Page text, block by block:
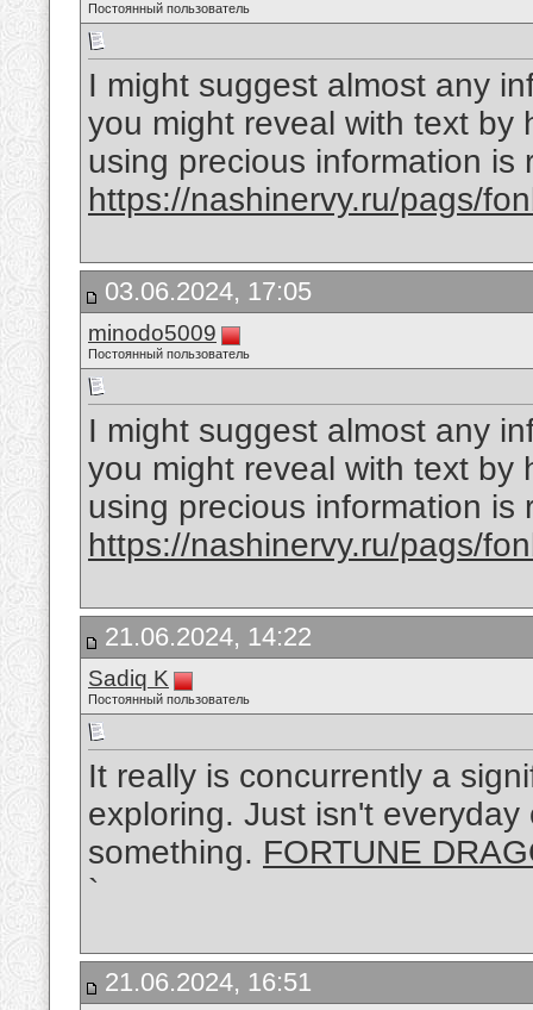
Постоянный пользователь
I might suggest almost any
you might reveal with text by
using precious information is
https://nashinervy.ru/pags/
03.06.2024, 17:05
minodo5009
Постоянный пользователь
I might suggest almost any
you might reveal with text by
using precious information is
https://nashinervy.ru/pags/
21.06.2024, 14:22
Sadiq K
Постоянный пользователь
It really is concurrently a
exploring. Just isn't
something. FORTUNE
`
21.06.2024, 16:51